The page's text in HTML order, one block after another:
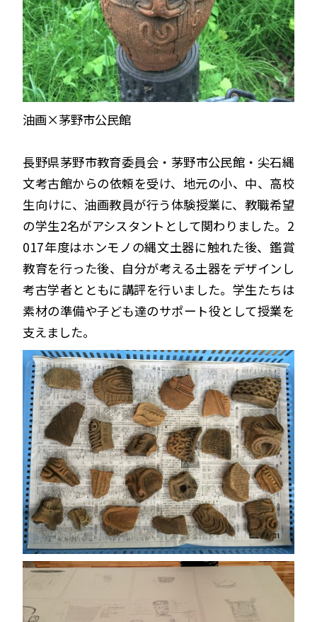
油画×茅野市公民館
長野県茅野市教育委員会・茅野市公民館・尖石縄
文考古館からの依頼を受け、地元の小、中、高校
生向けに、油画教員が行う体験授業に、教職希望
の学生2名がアシスタントとして関わりました。2
017年度はホンモノの縄文土器に触れた後、鑑賞
教育を行った後、自分が考える土器をデザインし
考古学者とともに講評を行いました。学生たちは
素材の準備や子ども達のサポート役として授業を
支えました。